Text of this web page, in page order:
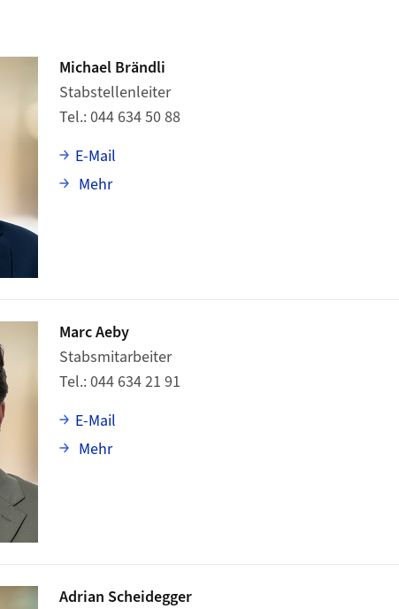
Michael Brändli
Stabstellenleiter
Tel. 044 634 50 88
E-Mail
Mehrüber Michael Brändli
Marc Aeby
Stabsmitarbeiter
Tel. 044 634 21 91
E-Mail
Mehrüber Marc Aeby
Adrian Scheidegger